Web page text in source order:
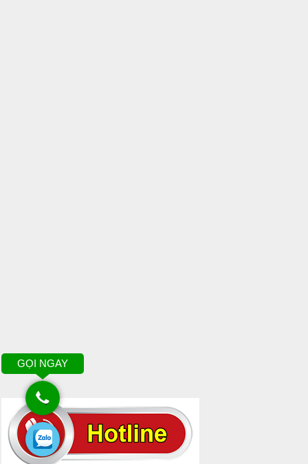
GỌI NGAY